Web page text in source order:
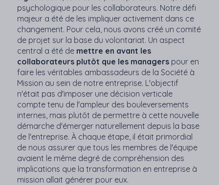
psychologique pour les collaborateurs. Notre défi
majeur a été de les impliquer activement dans ce
changement. Pour cela, nous avons créé un comité
de projet sur la base du volontariat. Un aspect
central a été de mettre en avant les
collaborateurs plutôt que les managers pour en
faire les véritables ambassadeurs de la Société à
Mission au sein de notre entreprise. L'objectif
n'était pas d'imposer une décision verticale
compte tenu de l'ampleur des bouleversements
internes, mais plutôt de permettre à cette nouvelle
démarche d'émerger naturellement depuis la base
de l'entreprise. À chaque étape, il était primordial
de nous assurer que tous les membres de l'équipe
avaient le même degré de compréhension des
implications que la transformation en entreprise à
mission allait générer pour eux.